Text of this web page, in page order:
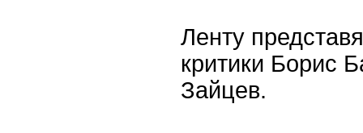
Ленту
критики Борис
Зайцев.